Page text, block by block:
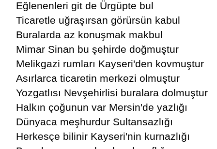
Eğlenenleri git de Ürgüpte bul
Ticaretle uğraşırsan görürsün kabul
Buralarda az konuşmak makbul
Mimar Sinan bu şehirde doğmuştur
Melikgazi rumları Kayseri'den kovmuştur
Asırlarca ticaretin merkezi olmuştur
Yozgatlısı Nevşehirlisi buralara dolmuştur
Halkın çoğunun var Mersin'de yazlığı
Dünyaca meşhurdur Sultansazlığı
Herkesçe bilinir Kayseri'nin kurnazlığı